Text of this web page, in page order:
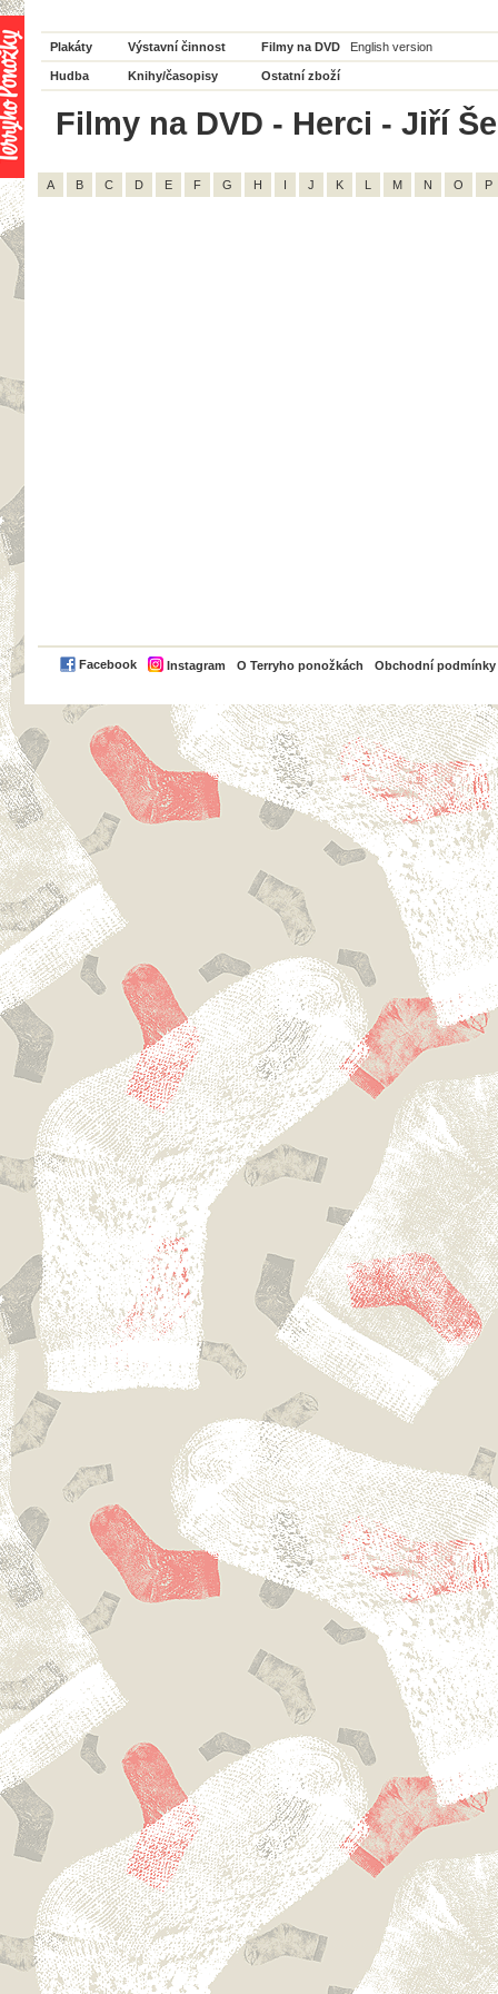
Plakáty Výstavní činnost Filmy na DVD English version
Hudba Knihy/časopisy Ostatní zboží
Filmy na DVD - Herci - Jiří
A B C D E F G H I J K L M N O P
Facebook Instagram O Terryho ponožkách Obchodní podmínky
PayPal